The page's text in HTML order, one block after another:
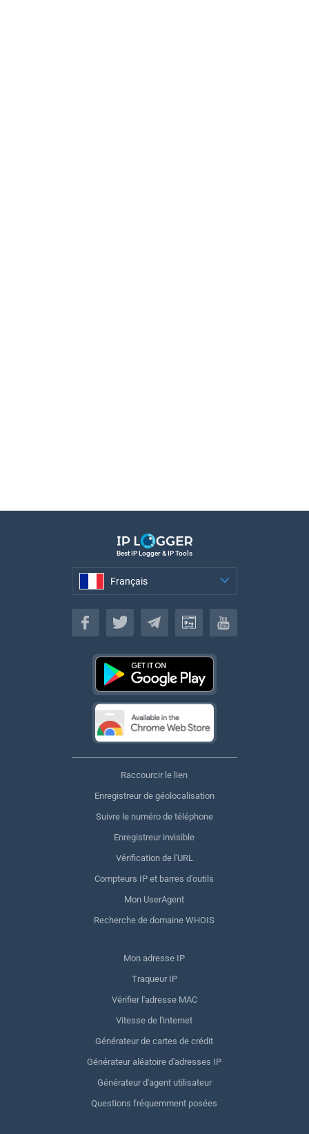
Best IP Logger & IP Tools
Français
Français
Raccourcir le lien
Enregistreur de géolocalisation
Suivre le numéro de téléphone
Enregistreur invisible
Vérification de l'URL
Compteurs IP et barres d'outils
Mon UserAgent
Recherche de domaine WHOIS
Mon adresse IP
Traqueur IP
Vérifier l'adresse MAC
Vitesse de l'internet
Générateur de cartes de crédit
Générateur aléatoire d'adresses IP
Générateur d'agent utilisateur
Questions fréquemment posées